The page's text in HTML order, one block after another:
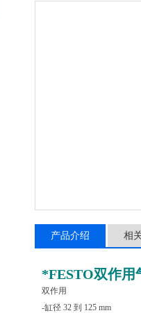
产品介绍 相
*FESTO双作用
双作用
-缸径 32 到 125 mm